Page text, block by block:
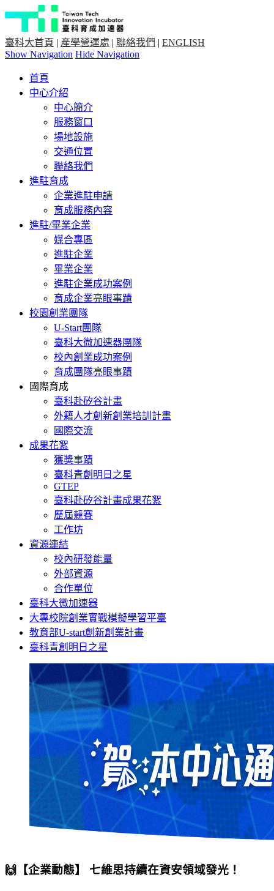
臺科大首頁 | 產學營運處 | 聯絡我們 | ENGLISH
Show Navigation Hide Navigation
首頁
中心介紹
中心簡介
服務窗口
場地設施
交通位置
聯絡我們
進駐育成
企業進駐申請
育成服務內容
進駐/畢業企業
媒合專區
進駐企業
畢業企業
進駐企業成功案例
育成企業亮眼事蹟
校園創業團隊
U-Start團隊
臺科大微加速器團隊
校內創業成功案例
育成團隊亮眼事蹟
國際育成
臺科赴矽谷計畫
外籍人才創新創業培訓計畫
國際交流
成果花絮
獲獎事蹟
臺科青創明日之星
GTEP
臺科赴矽谷計畫成果花絮
歷屆競賽
工作坊
資源連結
校內研發能量
外部資源
合作單位
臺科大微加速器
大專校院創業實戰模擬學習平臺
教育部U-start創新創業計畫
臺科青創明日之星
🙌【企業動態】 七維思持續在資安領域發光！